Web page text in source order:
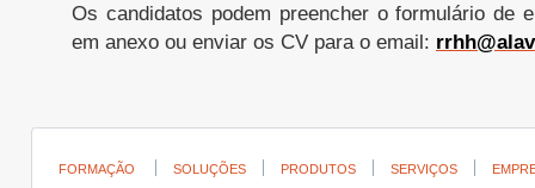
Os candidatos podem preencher o formulário de
em anexo ou enviar os CV para o email:
FORMAÇÃO SOLUÇÕES PRODUTOS SERVIÇOS